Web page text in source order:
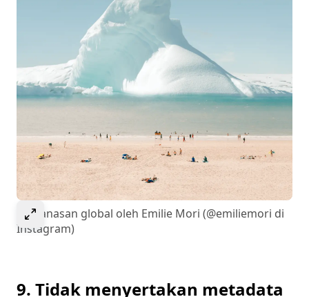
Pilih untuk memperlebar gambar
Pemanasan global oleh Emilie Mori (@emiliemori di
Instagram)
9. Tidak menyertakan metadata